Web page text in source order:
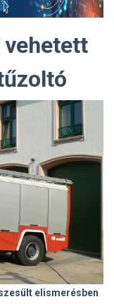
elismerésben